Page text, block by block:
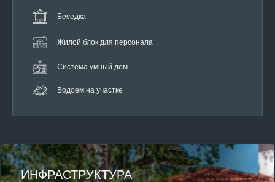
Беседка
Жилой блок для персонала
Система умный дом
Водоем на участке
ИНФРАСТРУКТУРА